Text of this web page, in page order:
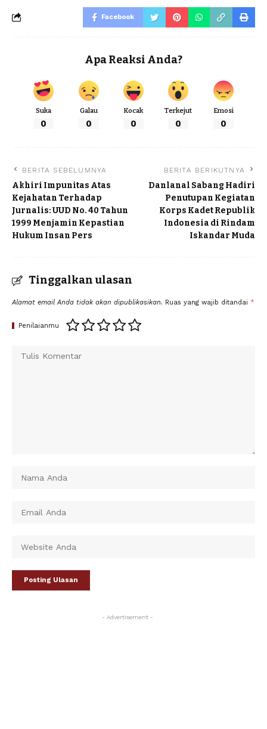
Facebook
Apa Reaksi Anda?
Suka
0
Galau
0
Kocak
0
Terkejut
0
Emosi
0
BERITA SEBELUMNYA
Akhiri Impunitas Atas
Kejahatan Terhadap
Jurnalis: UUD No. 40 Tahun
1999 Menjamin Kepastian
Hukum Insan Pers
BERITA BERIKUTNYA
Danlanal Sabang Hadiri
Penutupan Kegiatan
Korps Kadet Republik
Indonesia di Rindam
Iskandar Muda
Tinggalkan ulasan
Alamat email Anda tidak akan dipublikasikan. Ruas yang wajib ditandai *
Penilaianmu
- Advertisement -